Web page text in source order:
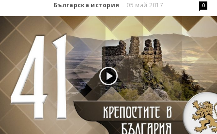
Българска история - 05 май 2017 0